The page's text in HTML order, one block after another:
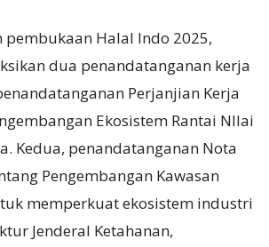
pembukaan Halal Indo 2025,
dua penandatanganan kerja
Perjanjian Kerja
Ekosistem Rantai NIlai
Kedua, penandatanganan Nota
Pengembangan Kawasan
memperkuat ekosistem industri
Jenderal Ketahanan,